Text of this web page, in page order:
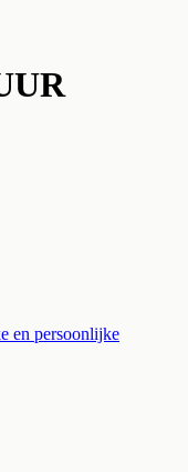
en persoonlijke